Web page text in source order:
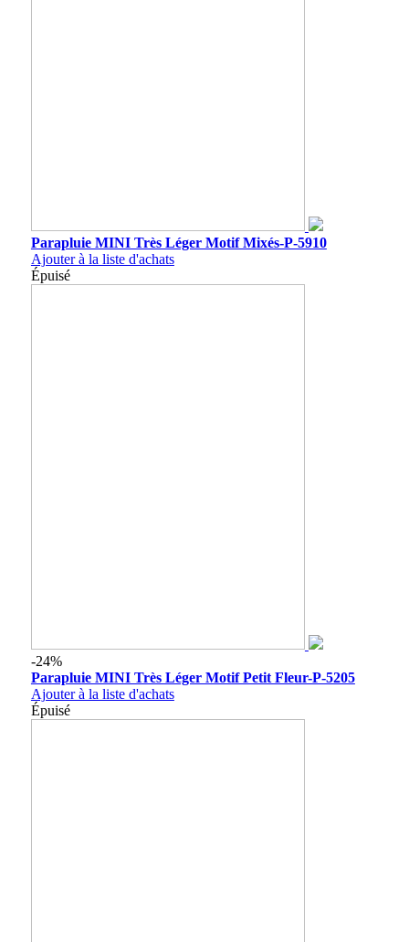
Parapluie MINI Très Léger Motif Mixés-P-5910
Ajouter à la liste d'achats
Épuisé
-24%
Parapluie MINI Très Léger Motif Petit Fleur-P-5205
Ajouter à la liste d'achats
Épuisé